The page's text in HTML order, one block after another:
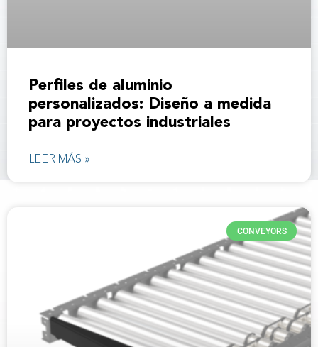
Perfiles de aluminio
personalizados: Diseño a medida
para proyectos industriales
LEER MÁS »
CONVEYORS